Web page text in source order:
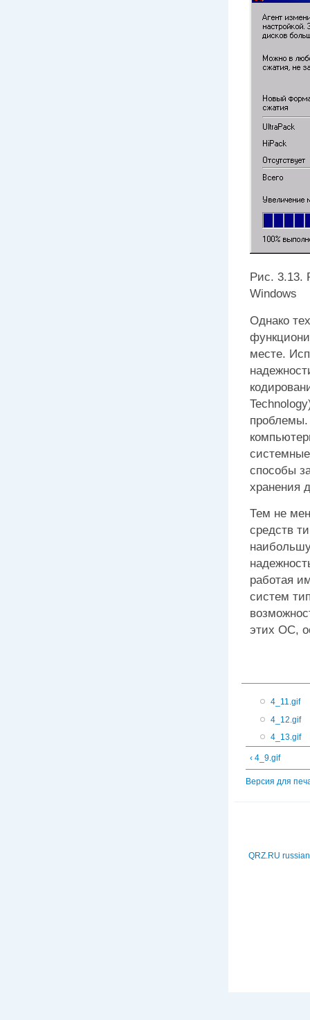
Рис. 3.13.
Windows
Однако
месте.
проблемы.
способы
хранения
Тем не
средств
работая
систем
этих ОС,
4_11.gif
4_12.gif
4_13.gif
‹ 4_9.gif
Версия для
QRZ.RU